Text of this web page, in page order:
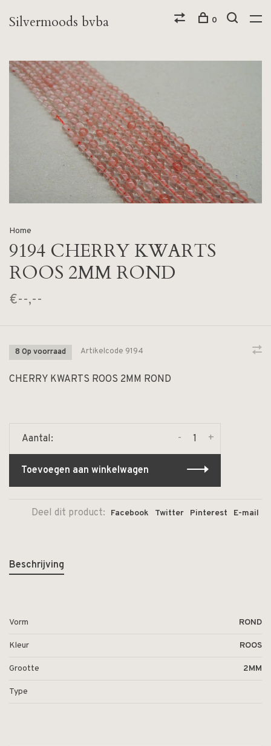
Silvermoods bvba 0
Home
9194 CHERRY KWARTS
ROOS 2MM ROND
€--,--
8 Op voorraad Artikelcode 9194
CHERRY KWARTS ROOS 2MM ROND
Aantal: +
-
Toevoegen aan winkelwagen
Deel dit product: Facebook Twitter Pinterest E-mail
Beschrijving
Vorm ROND
Kleur ROOS
Grootte 2MM
Type